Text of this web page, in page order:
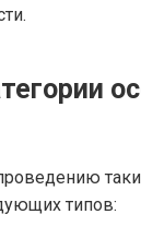
типов: